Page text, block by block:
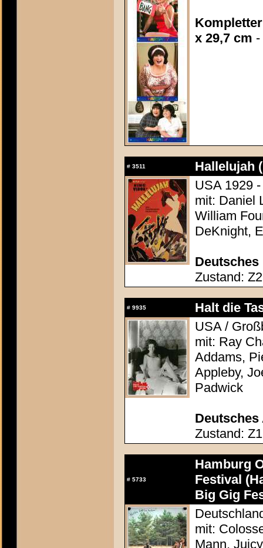
x 29,7 cm
# 3511
Hallelujah
USA 1929
mit: Daniel
William
DeKnight,
Deutsches
Zustand:
# 9935
Halt die
USA /
mit: Ray
Addams,
Appleby,
Padwick
Deutsches
Zustand: Z1
# 5733
Hamburg
Festival
Big Gig
mit:
Mann,